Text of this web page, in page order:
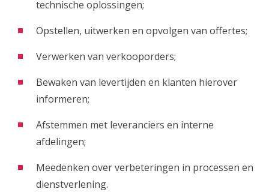
technische oplossingen;
Opstellen, uitwerken en opvolgen van offertes;
Verwerken van verkooporders;
Bewaken van levertijden en klanten hierover
informeren;
Afstemmen met leveranciers en interne
afdelingen;
Meedenken over verbeteringen in processen en
dienstverlening.